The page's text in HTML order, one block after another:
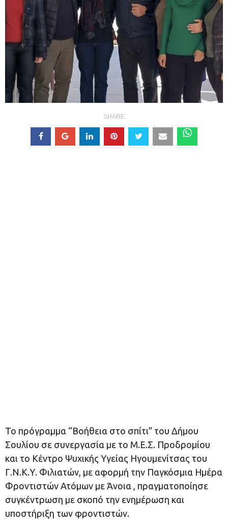
SHARE
Το πρόγραμμα “Βοήθεια στο σπίτι” του Δήμου
Σουλίου σε συνεργασία με το Μ.Ε.Σ. Προδρομίου
και το Κέντρο Ψυχικής Υγείας Ηγουμενίτσας του
Γ.Ν.Κ.Υ. Φιλιατών, με αφορμή την Παγκόσμια Ημέρα
Φροντιστών Ατόμων με Άνοια , πραγματοποίησε
συγκέντρωση με σκοπό την ενημέρωση και
υποστήριξη των φροντιστών.